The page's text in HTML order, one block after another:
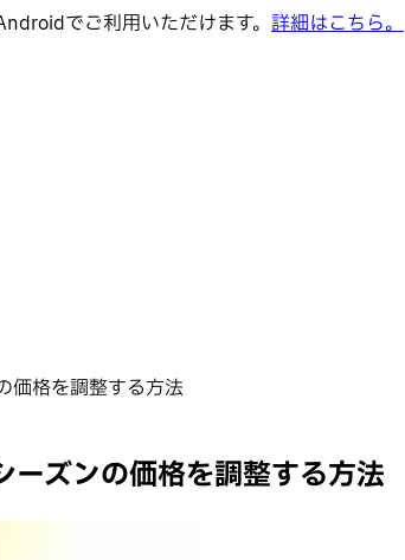
でご利用いただけます。 詳細はこちら。
価格を調整する方法
ーズンの価格を調整する方法